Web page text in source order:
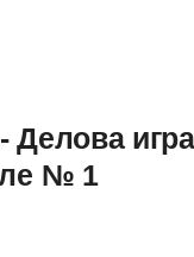
Делова
№ 1